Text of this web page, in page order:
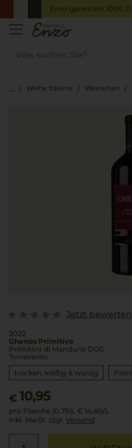
Enzo garantiert 100%
Weine Italiens Weinarten
Jetzt bewerten
2022
Ghenos Primitivo
Primitivo di Manduria DOC
Torrevento
trocken, kräftig & würzig
€ 10,95
pro Flasche (0.75l), € 14,60/L
inkl. MwSt. zzgl. Versand